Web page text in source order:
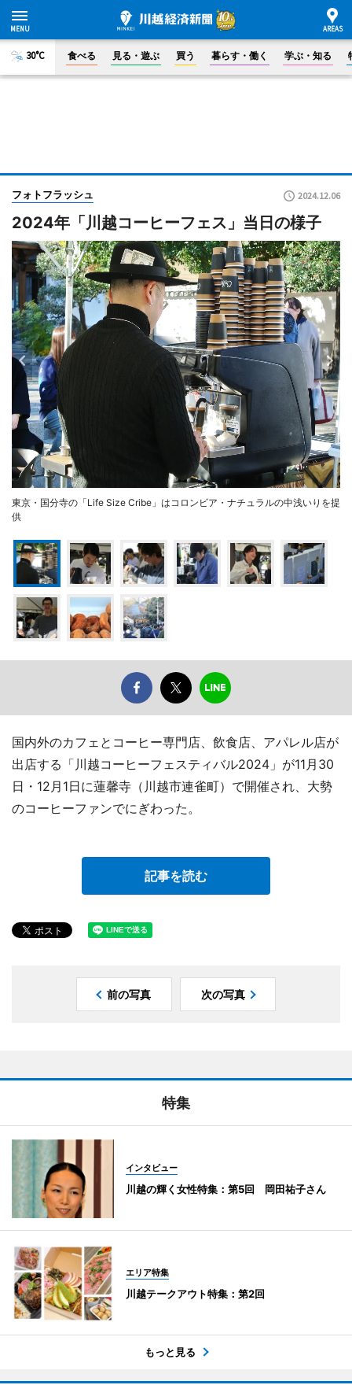
30°C 食べる 見る・遊ぶ 買う 暮らす・働く 学ぶ・知る
フォトフラッシュ 2024.12.06
2024年「川越コーヒーフェス」当日の様子
東京・国分寺の「Life Size Cribe」はコロンビア・ナチュラルの中浅いりを提
供
国内外のカフェとコーヒー専門店、飲食店、アパレル店が
出店する「川越コーヒーフェスティバル2024」が11月30
日・12月1日に蓮馨寺（川越市連雀町）で開催され、大勢
のコーヒーファンでにぎわった。
記事を読む
前の写真 次の写真
特集
インタビュー
川越の輝く女性特集：第5回 岡田祐子さん
エリア特集
川越テークアウト特集：第2回
もっと見る